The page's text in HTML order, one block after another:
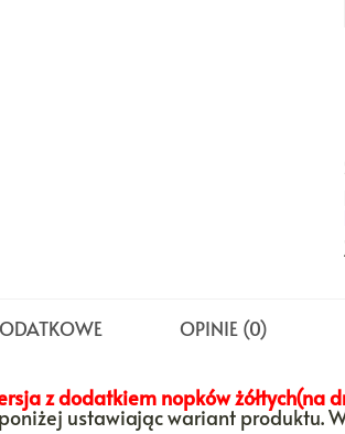
OPINIE (0)
z dodatkiem nopków
ustawiając wariant produktu.